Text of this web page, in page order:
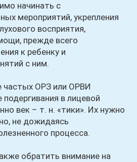
начинать с
мероприятий, укрепления
восприятия,
прежде всего
к ребенку и
с ним.
ОРЗ или ОРВИ
в лицевой
век – т. н. «тики». Их нужно
не дожидаясь
процесса.
обратить внимание на